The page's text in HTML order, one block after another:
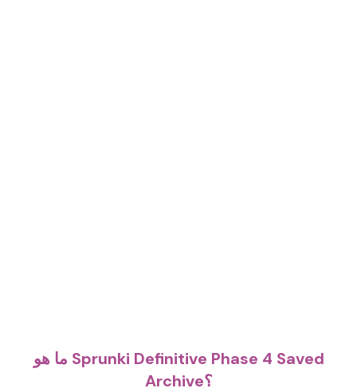
ما هو Sprunki Definitive Phase 4 Saved
Archive؟